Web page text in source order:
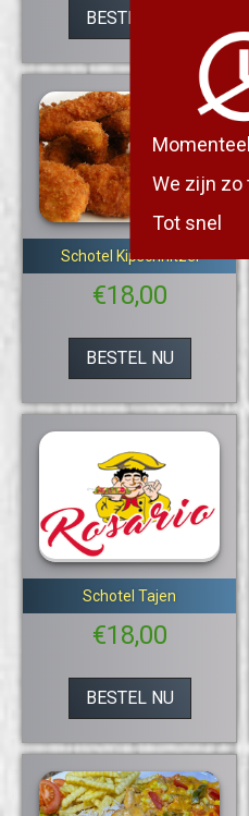
BESTEL NU
Schotel Kipschnitzel
€18,00
BESTEL NU
Schotel Tajen
€18,00
BESTEL NU
We zijn zo
Tot snel